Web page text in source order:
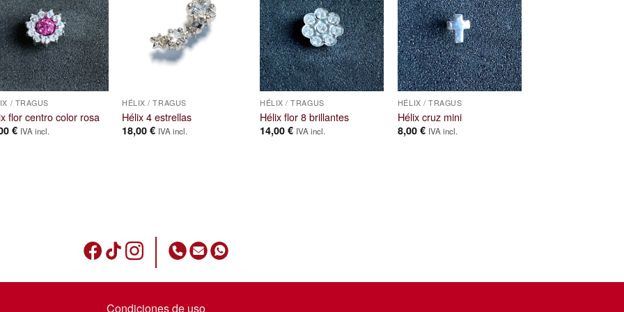
/ TRAGUS
flor centro color rosa
€ IVA incl.
HÉLIX / TRAGUS
Hélix 4 estrellas
18,00€ IVA incl.
HÉLIX / TRAGUS
Hélix flor 8 brillantes
14,00€ IVA incl.
HÉLIX / TRAGUS
Hélix cruz mini
8,00 € IVA incl.
Condiciones de uso